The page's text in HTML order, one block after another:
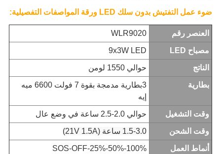
ضوء عمل التفتيش بدون سلك LED ورقة المواصفات التفصيلية:
العنصر رقم WLR9020
مصباح LED 9x3W LED
الناتج حوالي 1550 لومن
بطارية
3بطارية مدمجة بقوة 7 فولت 6600 ميه
إيه
وقت التشغيل حوالي 2.0-2.5 ساعة في وضع عال
وقت الشحن 1.5-3.0 ساعة (21V 1.5A)
أنماط العمل 100%-50%-25%-SOS-OFF